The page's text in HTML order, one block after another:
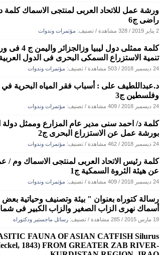
ورشة عمل للاتحاد العربى لمنتجى الاسماك كلمة
راضى ج6
2 يناير 2019 / 328 مشاهدة / تصنيف: مؤتمرات وندوات
كلمة ممثلى دول
تنمية الاستزراع السمكى البحرى فى الدول
24 ديسمبر 2018 / 503 مشاهدة / تصنيف: مؤتمرات وندوات
د.عبداللطيف على : أسباب فقر المياه البحرية في
وفلسطين ج3
24 ديسمبر 2018 / 409 مشاهدة / تصنيف: مؤتمرات وندوات
كلمة د/ احمد سنى مدير عام المزارع وممثل دولة
بورشة عمل عن الاستزراع البحرى ج2
24 ديسمبر 2018 / 462 مشاهدة / تصنيف: مؤتمرات وندوات
كلمة رئيس الاتحاد العربى لمنتجى الاسماك وم /
عن هيئة الثروة السمكية ج1
24 ديسمبر 2018 / 409 مشاهدة / تصنيف: مؤتمرات وندوات
رسالة كتوراه بعنوان " بيئة وتصنيف وحياتية
أسماك نهرى الزاب الصغير والزاب الكبير فى
19 مارس 2015 / 285 مشاهدة / تصنيف: رسائل ماجستير ودكتوراه
FAUNA OF ASIAN CATFISH Silurus
1843) FROM GREATER ZAB RIVER-